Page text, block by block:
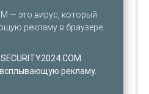
— это вирус, который
рекламу в браузере.
рекламу.